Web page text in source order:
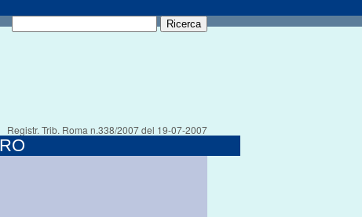
Registr. Trib. Roma n.338/2007 del 19-07-2007